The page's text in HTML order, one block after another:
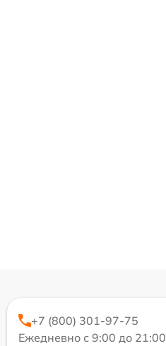
+7 (800) 301-97-75
Ежедневно с 9:00 до 21:00